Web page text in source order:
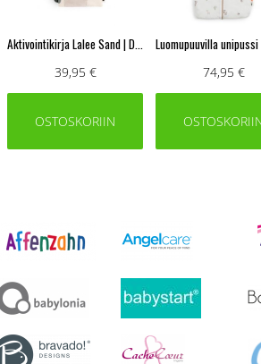
Aktivointikirja Lalee Sand | Done By Deer
39,95 €
OSTOSKORIIN
74,95 €